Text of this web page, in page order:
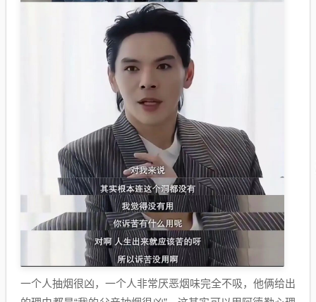
一个人抽烟很凶，一个人非常厌恶烟味完全不吸，他俩给出